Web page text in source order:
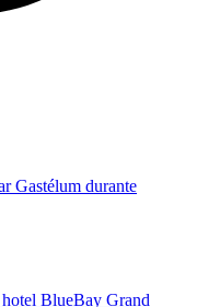
Gastélum durante
hotel BlueBay Grand